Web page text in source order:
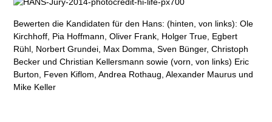
Bewerten die Kandidaten für den Hans: (hinten, von links): Ole
Kirchhoff, Pia Hoffmann, Oliver Frank, Holger True, Egbert
Rühl, Norbert Grundei, Max Domma, Sven Bünger, Christoph
Becker und Christian Kellersmann sowie (vorn, von links) Eric
Burton, Feven Kiflom, Andrea Rothaug, Alexander Maurus und
Mike Keller